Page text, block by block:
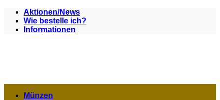
Zum
Inhalt
springen
Aktionen/News
Wie bestelle ich?
Informationen
Münzen